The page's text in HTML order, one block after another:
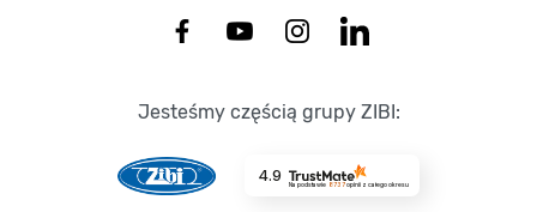
Jesteśmy częścią grupy ZIBI:
4.9
Na podstawie 8737opinii z całego okresu